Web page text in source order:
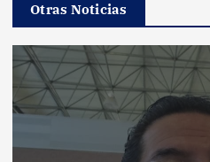
Otras Noticias